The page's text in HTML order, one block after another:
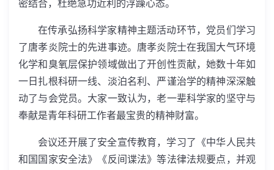
密结合，杜绝急功近利的浮躁心态。
在传承弘扬科学家精神主题活动环节，党员们学习
了唐孝炎院士的先进事迹。唐孝炎院士在我国大气环境
化学和臭氧层保护领域做出了开创性贡献，她数十年如
一日扎根科研一线、淡泊名利、严谨治学的精神深深触
动了与会党员。大家一致认为，老一辈科学家的坚守与
奉献是青年科研工作者最宝贵的精神财富。
会议还开展了安全宣传教育，学习了《中华人民共
和国国家安全法》《反间谍法》等法律法规要点，并观